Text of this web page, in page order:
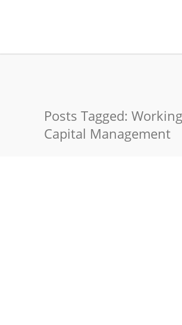
Posts Tagged: Working
Capital Management